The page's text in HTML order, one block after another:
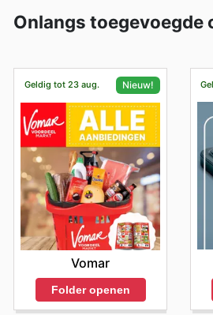
Onlangs toegevoegde
Geldig tot 23 aug. Nieuw!
Vomar
Folder openen